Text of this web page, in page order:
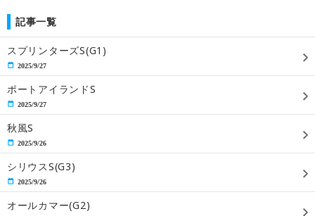
o
記事一覧
スプリンターズS(G1)
2025/9/27
ポートアイランドS
2025/9/27
秋風S
2025/9/26
シリウスS(G3)
2025/9/26
オールカマー(G2)